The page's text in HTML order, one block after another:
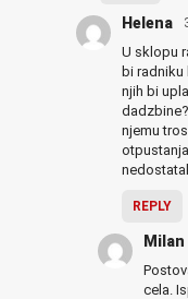
Helena
U sklopu
bi
njih bi
njemu
REPLY
Milan
cela.